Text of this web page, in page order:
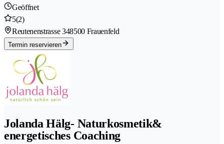
Geöffnet
5(2)
Reutenenstrasse 348500 Frauenfeld
Termin reservieren
Jolanda Hälg- Naturkosmetik&
energetisches Coaching